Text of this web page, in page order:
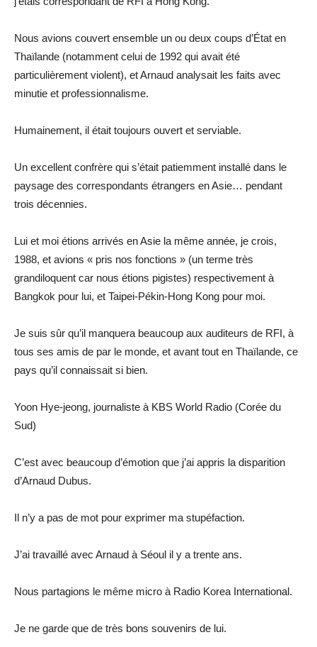
Nous avions couvert ensemble un ou deux coups d’État en
Thaïlande (notamment celui de 1992 qui avait été
particulièrement violent), et Arnaud analysait les faits avec
minutie et professionnalisme.
Humainement, il était toujours ouvert et serviable.
Un excellent confrère qui s’était patiemment installé dans le
paysage des correspondants étrangers en Asie… pendant
trois décennies.
Lui et moi étions arrivés en Asie la même année, je crois,
1988, et avions « pris nos fonctions » (un terme très
grandiloquent car nous étions pigistes) respectivement à
Bangkok pour lui, et Taipei-Pékin-Hong Kong pour moi.
Je suis sûr qu’il manquera beaucoup aux auditeurs de RFI, à
tous ses amis de par le monde, et avant tout en Thaïlande, ce
pays qu’il connaissait si bien.
Yoon Hye-jeong, journaliste à KBS World Radio (Corée du
Sud)
C’est avec beaucoup d’émotion que j’ai appris la disparition
d’Arnaud Dubus.
Il n’y a pas de mot pour exprimer ma stupéfaction.
J’ai travaillé avec Arnaud à Séoul il y a trente ans.
Nous partagions le même micro à Radio Korea International.
Je ne garde que de très bons souvenirs de lui.